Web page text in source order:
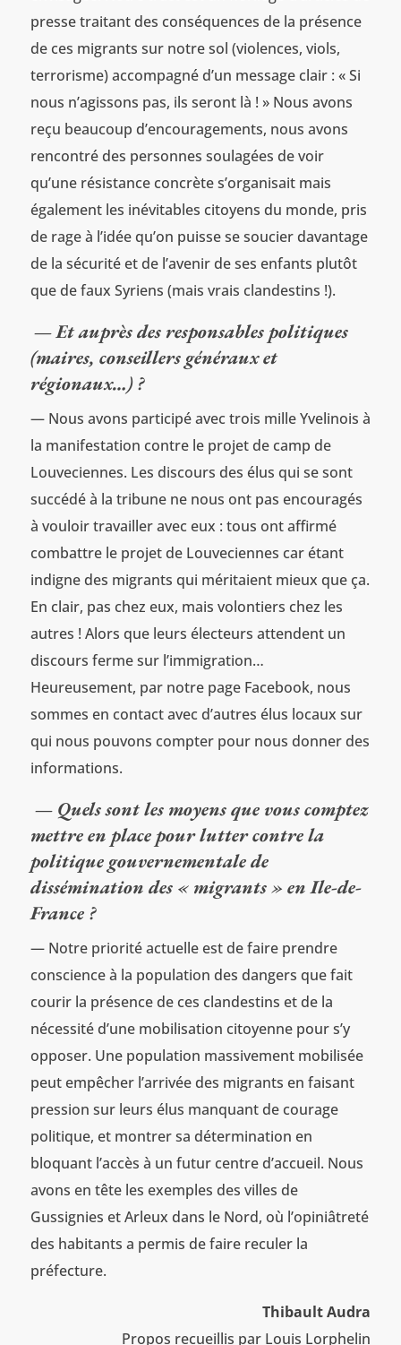
presse traitant des conséquences de la présence
de ces migrants sur notre sol (violences, viols,
terrorisme) accompagné d’un message clair : « Si
nous n’agissons pas, ils seront là ! » Nous avons
reçu beaucoup d’encouragements, nous avons
rencontré des personnes soulagées de voir
qu’une résistance concrète s’organisait mais
également les inévitables citoyens du monde, pris
de rage à l’idée qu’on puisse se soucier davantage
de la sécurité et de l’avenir de ses enfants plutôt
que de faux Syriens (mais vrais clandestins !).
— Et auprès des responsables politiques
(maires, conseillers généraux et
régionaux…) ?
— Nous avons participé avec trois mille Yvelinois à
la manifestation contre le projet de camp de
Louveciennes. Les discours des élus qui se sont
succédé à la tribune ne nous ont pas encouragés
à vouloir travailler avec eux : tous ont affirmé
combattre le projet de Louveciennes car étant
indigne des migrants qui méritaient mieux que ça.
En clair, pas chez eux, mais volontiers chez les
autres ! Alors que leurs électeurs attendent un
discours ferme sur l’immigration…
Heureusement, par notre page Facebook, nous
sommes en contact avec d’autres élus locaux sur
qui nous pouvons compter pour nous donner des
informations.
— Quels sont les moyens que vous comptez
mettre en place pour lutter contre la
politique gouvernementale de
dissémination des « migrants » en Ile-de-
France ?
— Notre priorité actuelle est de faire prendre
conscience à la population des dangers que fait
courir la présence de ces clandestins et de la
nécessité d’une mobilisation citoyenne pour s’y
opposer. Une population massivement mobilisée
peut empêcher l’arrivée des migrants en faisant
pression sur leurs élus manquant de courage
politique, et montrer sa détermination en
bloquant l’accès à un futur centre d’accueil. Nous
avons en tête les exemples des villes de
Gussignies et Arleux dans le Nord, où l’opiniâtreté
des habitants a permis de faire reculer la
préfecture.
Thibault Audra
Propos recueillis par Louis Lorphelin